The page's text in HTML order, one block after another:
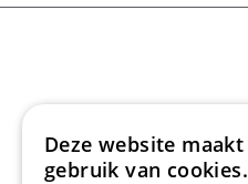
Deze website maakt
gebruik van cookies.